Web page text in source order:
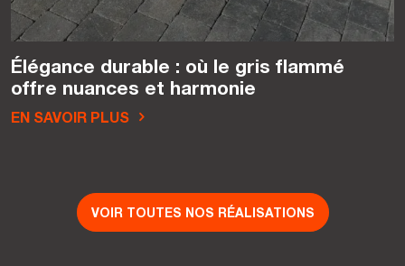
Élégance durable : où le gris flammé
offre nuances et harmonie
EN SAVOIR PLUS
VOIR TOUTES NOS RÉALISATIONS